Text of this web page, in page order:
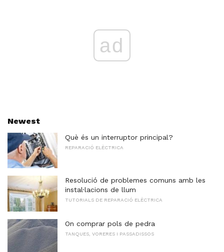
ad
Newest
Què és un interruptor principal?
REPARACIÓ ELÈCTRICA
Resolució de problemes comuns amb les
instal·lacions de llum
TUTORIALS DE REPARACIÓ ELÈCTRICA
On comprar pols de pedra
TANQUES, VORERES I PASSADISSOS